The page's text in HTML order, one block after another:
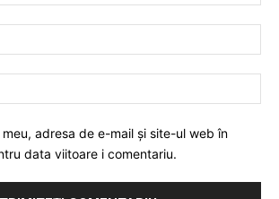
adresa de e-mail și site-ul web în
data viitoare i comentariu.